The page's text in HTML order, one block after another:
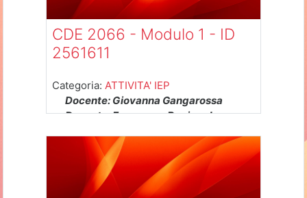
CDE 2066 - Modulo 1 - ID
2561611
Categoria: ATTIVITA' IEP
Docente: Giovanna Gangarossa
Docente: Francesco Rapisarda